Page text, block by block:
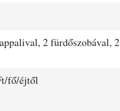
2 fürdőszobával, 2
fő/éjtől